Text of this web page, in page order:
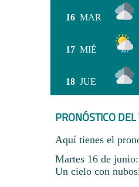
16 MAR
17 MIÉ
18 JUE
PRONÓSTICO
Aquí tienes el
Martes 16 de
Un cielo con